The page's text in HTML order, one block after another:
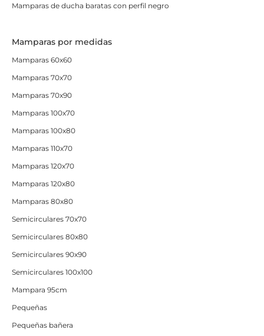
Mamparas de ducha baratas con perfil negro
Mamparas por medidas
Mamparas 60x60
Mamparas 70x70
Mamparas 70x90
Mamparas 100x70
Mamparas 100x80
Mamparas 110x70
Mamparas 120x70
Mamparas 120x80
Mamparas 80x80
Semicirculares 70x70
Semicirculares 80x80
Semicirculares 90x90
Semicirculares 100x100
Mampara 95cm
Pequeñas
Pequeñas bañera